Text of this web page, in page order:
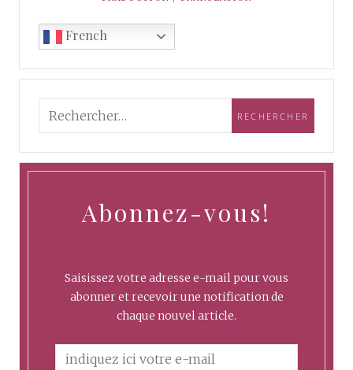
French
Abonnez-vous!
Saisissez votre adresse e-mail pour vous
abonner et recevoir une notification de
chaque nouvel article.